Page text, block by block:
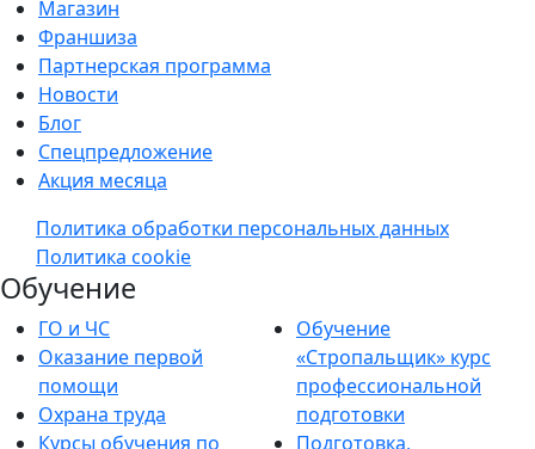
Магазин
Франшиза
Партнерская программа
Новости
Блог
Спецпредложение
Акция месяца
Политика обработки персональных данных
Политика cookie
Обучение
ГО и ЧС
Оказание первой
помощи
Охрана труда
Курсы обучения по
Обучение
«Стропальщик» курс
профессиональной
подготовки
Подготовка,